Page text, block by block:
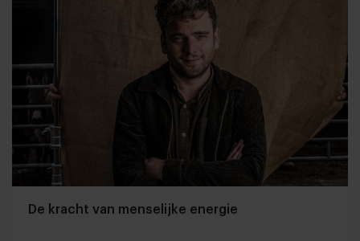
De kracht van menselijke energie